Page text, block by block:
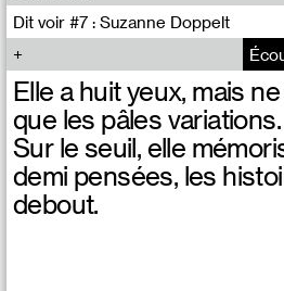
Dit voir #7 : Suzanne Doppelt
Elle a huit yeux, mais
que les pâles variations.
Sur le seuil, elle
demi pensées, les
debout.